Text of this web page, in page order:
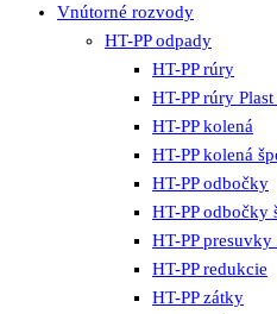
Vnútorné rozvody
HT-PP odpady
HT-PP rúry
HT-PP rúry
HT-PP kolená
HT-PP kolená
HT-PP odbočky
HT-PP odbočky
HT-PP presuvky
HT-PP redukcie
HT-PP zátky